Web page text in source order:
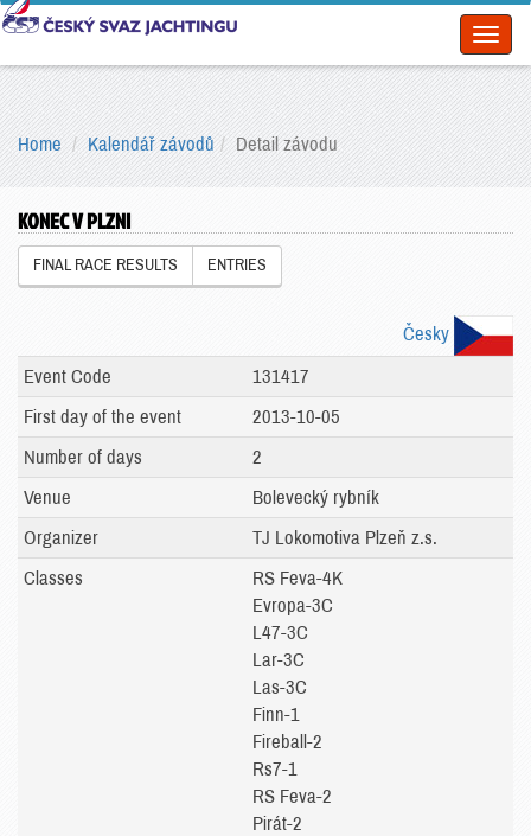
Home Kalendář závodů Detail závodu
KONEC V PLZNI
FINAL RACE RESULTS ENTRIES
Česky
Event Code
131417
First day of the event
2013-10-05
Number of days
2
Venue
Bolevecký rybník
Organizer
TJ Lokomotiva Plzeň z.s.
Classes
RS Feva-4K
Evropa-3C
L47-3C
Lar-3C
Las-3C
Finn-1
Fireball-2
Rs7-1
RS Feva-2
Pirát-2